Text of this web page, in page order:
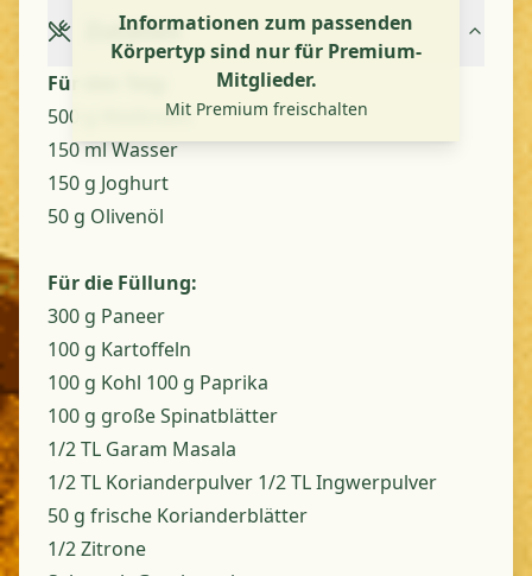
Informationen zum passenden
Körpertyp sind nur für Premium-
Mitglieder.
Mit Premium freischalten
Zutaten
Für den Teig:
500 g Weißmehl
150 ml Wasser
150 g Joghurt
50 g Olivenöl
Für die Füllung:
300 g Paneer
100 g Kartoffeln
100 g Kohl 100 g Paprika
100 g große Spinatblätter
1/2 TL Garam Masala
1/2 TL Korianderpulver 1/2 TL Ingwerpulver
50 g frische Korianderblätter
1/2 Zitrone